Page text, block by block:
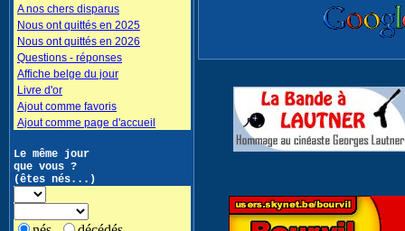
A nos chers disparus
Nous ont quittés en 2025
Nous ont quittés en 2026
Questions - réponses
Affiche belge du jour
Livre d'or
Ajout comme favoris
Ajout comme page d'accueil
Le même jour
que vous ?
(êtes nés...)